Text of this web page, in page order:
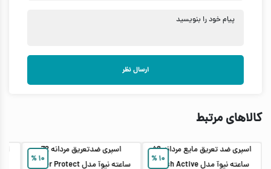
پیام خود را بنویسید
ارسال نظر
کالاهای مرتبط
۱۰%
اسپری ضد تعریق مایع مردانه 48
ساعته نیوآ مدل Fresh Active
۱۰%
اسپری ضدتعریق مردانه 72
ساعته نیوآ مدل Silver Protect